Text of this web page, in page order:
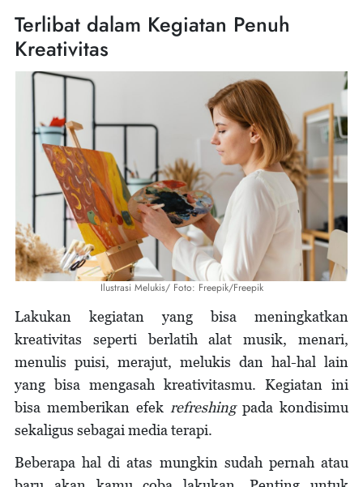
Terlibat dalam Kegiatan Penuh
Kreativitas
Ilustrasi Melukis/ Foto: Freepik/Freepik
Lakukan kegiatan yang bisa meningkatkan
kreativitas seperti berlatih alat musik, menari,
menulis puisi, merajut, melukis dan hal-hal lain
yang bisa mengasah kreativitasmu. Kegiatan ini
bisa memberikan efek refreshingpada kondisimu
sekaligus sebagai media terapi.
Beberapa hal di atas mungkin sudah pernah atau